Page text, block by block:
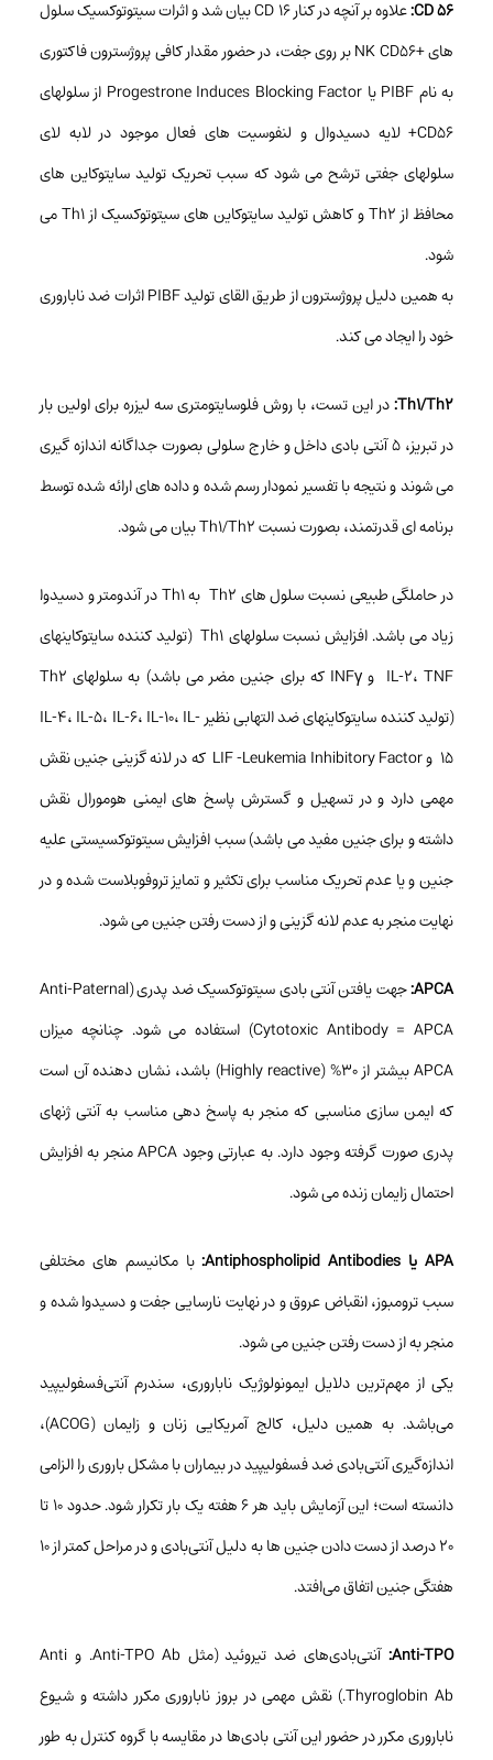
CD 56:
علاوه بر آنچه در کنار CD 16 بیان شد و اثرات سیتوتوکسیک سلول
های +NK CD56 بر روی جفت، در حضور مقدار کافی پروژسترون فاکتوری
به نام PIBF یا Progestrone Induces Blocking Factor از سلولهای
CD56+ لایه دسیدوال و لنفوسیت های فعال موجود در لابه لای
سلولهای جفتی ترشح می شود که سبب تحریک تولید سایتوکاین های
محافظ از Th2 و کاهش تولید سایتوکاین های سیتوتوکسیک از Th1 می
شود.
به همین دلیل پروژسترون از طریق القای تولید PIBF اثرات ضد ناباروری
خود را ایجاد می کند.
Th1/Th2: در این تست، با روش فلوسایتومتری سه لیزره برای اولین بار
در تبریز، ۵ آنتی بادی داخل و خارج سلولی بصورت جداگانه اندازه گیری
می شوند و نتیجه با تفسیر نمودار رسم شده و داده های ارائه شده توسط
برنامه ای قدرتمند، بصورت نسبت Th1/Th2 بیان می شود.
در حاملگی طبیعی نسبت سلول های Th2 به Th1 در آندومتر و دسیدوا
زیاد می باشد. افزایش نسبت سلولهای Th1 (تولید کننده سایتوکاینهای
IL-2، TNF و INFγ که برای جنین مضر می باشد) به سلولهای Th2
(تولید کننده سایتوکاینهای ضد التهابی نظیر IL-4، IL-5، IL-6، IL-10، IL-
15 و LIF -Leukemia Inhibitory Factor که در لانه گزینی جنین نقش
مهمی دارد و در تسهیل و گسترش پاسخ های ایمنی هومورال نقش
داشته و برای جنین مفید می باشد) سبب افزایش سیتوتوکسیستی علیه
جنین و یا عدم تحریک مناسب برای تکثیر و تمایز تروفوبلاست شده و در
نهایت منجر به عدم لانه گزینی و از دست رفتن جنین می شود.
APCA:
جهت یافتن آنتی بادی سیتوتوکسیک ضد پدری (Anti-Paternal
Cytotoxic Antibody = APCA) استفاده می شود. چنانچه میزان
APCA بیشتر از ۳۰% (Highly reactive) باشد، نشان دهنده آن است
که ایمن سازی مناسبی که منجر به پاسخ دهی مناسب به آنتی ژنهای
پدری صورت گرفته وجود دارد. به عبارتی وجود APCA منجر به افزایش
احتمال زایمان زنده می شود.
APA یا Antiphospholipid Antibodies:
با مکانیسم های مختلفی
سبب ترومبوز، انقباض عروق و در نهایت نارسایی جفت و دسیدوا شده و
منجر به از دست رفتن جنین می شود.
یکی از مهم‌ترین دلایل ایمونولوژیک ناباروری، سندرم آنتی‌فسفولیپید
می‌باشد. به همین دلیل، کالج آمریکایی زنان و زایمان (ACOG)،
اندازه‌گیری آنتی‌بادی ضد فسفولیپید در بیماران با مشکل باروری را الزامی
دانسته است؛ این آزمایش باید هر ۶ هفته یک بار تکرار شود. حدود ۱۰ تا
۲۰ درصد از دست دادن جنین ها به دلیل آنتی‌بادی و در مراحل کمتر از ۱۰
هفتگی جنین اتفاق می‌افتد.
Anti-TPO:
آنتی‌بادی‌های ضد تیروئید (مثل Anti-TPO Ab. و Anti
Thyroglobin Ab.) نقش مهمی در بروز ناباروری مکرر داشته و شیوع
ناباروری مکرر در حضور این آنتی بادی‌ها در مقایسه با گروه کنترل به طور